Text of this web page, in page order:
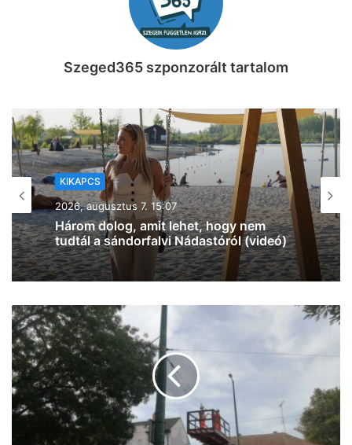
Szeged365 szponzorált tartalom
KIKAPCS
2026, augusztus 7. 12:27
Na, ez mennyire király már: 60 SZIN-
jegyet VIP-re húz fel a Coca-Cola
Szegeden!